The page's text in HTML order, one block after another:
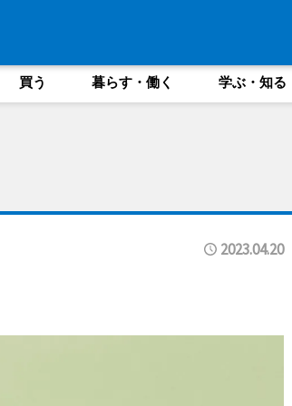
買う 暮らす・働く 学ぶ・知る
2023.04.20